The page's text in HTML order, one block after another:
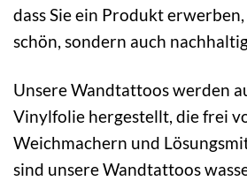
dass Sie ein Produkt
schön, sondern auch
Unsere Wandtattoos werden
Vinylfolie hergestellt, die frei
Weichmachern und
sind unsere Wandtattoos